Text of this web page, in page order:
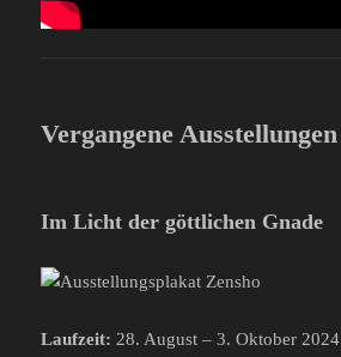
Vergangene Ausstellungen
Im Licht der göttlichen Gnade
Laufzeit: 28. August – 3. Oktober 2024